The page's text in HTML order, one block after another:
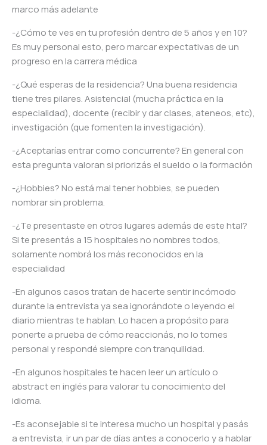
marco más adelante
-¿Cómo te ves en tu profesión dentro de 5 años y en 10?
Es muy personal esto, pero marcar expectativas de un
progreso en la carrera médica
-¿Qué esperas de la residencia? Una buena residencia
tiene tres pilares. Asistencial (mucha práctica en la
especialidad), docente (recibir y dar clases, ateneos, etc),
investigación (que fomenten la investigación).
-¿Aceptarías entrar como concurrente? En general con
esta pregunta valoran si priorizás el sueldo o la formación
-¿Hobbies? No está mal tener hobbies, se pueden
nombrar sin problema.
-¿Te presentaste en otros lugares además de este htal?
Si te presentás a 15 hospitales no nombres todos,
solamente nombrá los más reconocidos en la
especialidad
-En algunos casos tratan de hacerte sentir incómodo
durante la entrevista ya sea ignorándote o leyendo el
diario mientras te hablan. Lo hacen a propósito para
ponerte a prueba de cómo reaccionás, no lo tomes
personal y respondé siempre con tranquilidad.
-En algunos hospitales te hacen leer un artículo o
abstract en inglés para valorar tu conocimiento del
idioma.
-Es aconsejable si te interesa mucho un hospital y pasás
a entrevista, ir un par de días antes a conocerlo y a hablar